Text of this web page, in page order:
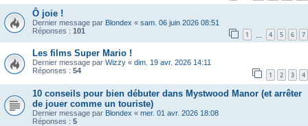
Ô joie !
Dernier message par Blondex « sam. 06 juin 2026 08:51
Réponses : 101 1 4 5 6 7
Les films Super Mario !
Dernier message par Wizzy « dim. 19 avr. 2026 14:11
Réponses : 54 1 2 3 4
10 conseils pour bien débuter dans Mystwood Manor (et arrêter
de jouer comme un touriste)
Dernier message par Blondex « mer. 01 avr. 2026 18:08
Réponses : 5